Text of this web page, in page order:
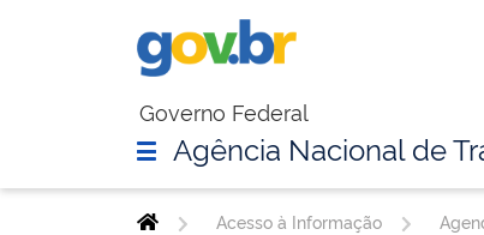
Governo Federal
Agência Nacional de
Acesso à Informação